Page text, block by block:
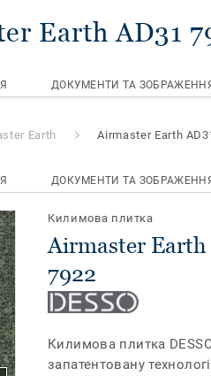
Earth AD31
ДОКУМЕНТИ ТА
Earth Airmaster Earth
ДОКУМЕНТИ ТА
Килимова плитка
Airmaster
7922
Килимова плитка
запатентовану